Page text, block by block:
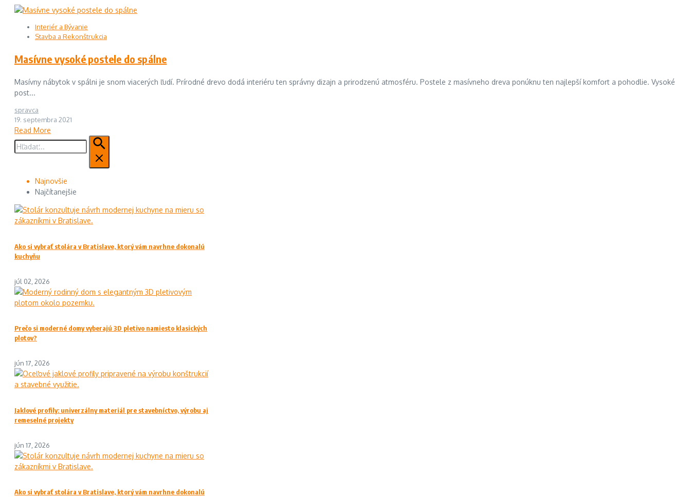
Interiér a Bývanie
Stavba a Rekonštrukcia
Masívne vysoké postele do spálne
Masívny nábytok v spálni je snom viacerých ľudí. Prírodné drevo dodá interiéru ten správny dizajn a prirodzenú atmosféru. Postele z masívneho dreva ponúknu ten najlepší komfort a pohodlie. Vysoké
post...
spravca
19. septembra 2021
Read More
Hľadať:
Najnovšie
Najčítanejšie
Ako si vybrať stolára v Bratislave, ktorý vám navrhne dokonalú
kuchyňu
júl 02, 2026
Prečo si moderné domy vyberajú 3D pletivo namiesto klasických
plotov?
jún 17, 2026
Jaklové profily: univerzálny materiál pre stavebníctvo, výrobu aj
remeselné projekty
jún 17, 2026
Ako si vybrať stolára v Bratislave, ktorý vám navrhne dokonalú